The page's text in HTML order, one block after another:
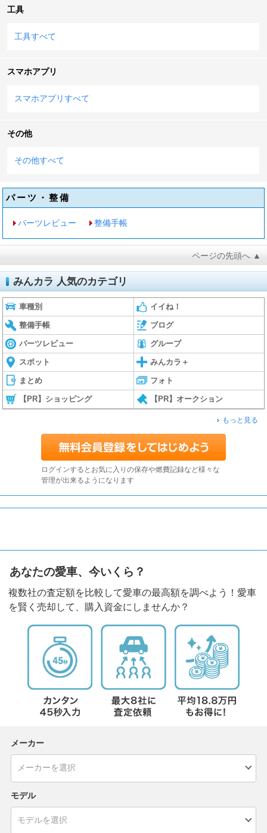
工具
工具すべて
スマホアプリ
スマホアプリすべて
その他
その他すべて
パーツ・整備
パーツレビュー 整備手帳
ページの先頭へ ▲
みんカラ 人気のカテゴリ
車種別 イイね！
整備手帳 ブログ
パーツレビュー グループ
スポット みんカラ＋
まとめ フォト
【PR】ショッピング 【PR】オークション
もっと見る
ログインするとお気に入りの保存や燃費記録など様々な
管理が出来るようになります
あなたの愛車、今いくら？
複数社の査定額を比較して愛車の最高額を調べよう！愛車
を賢く売却して、購入資金にしませんか？
メーカー
モデル